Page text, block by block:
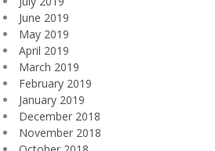
June 2019
May 2019
April 2019
March 2019
February 2019
January 2019
December 2018
November 2018